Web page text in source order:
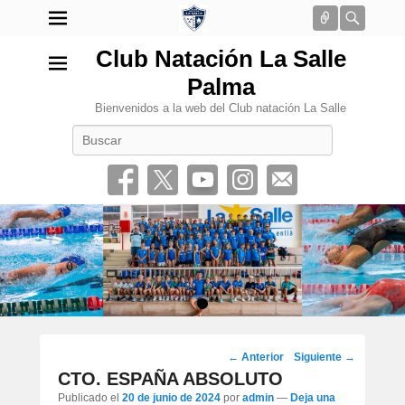
Conectar
Club Natación La Salle
Palma
Bienvenidos a la web del Club natación La Salle
•
Navegación
por
los
← Anterior Siguiente →
CTO. ESPAÑA ABSOLUTO
Publicado el 20 de junio de 2024 por admin — Deja una